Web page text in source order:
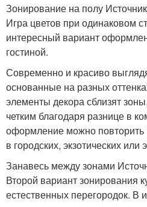
Зонирование на полу
Игра цветов при одинаковом
интересный вариант
гостиной.
Современно и красиво
основанные на разных
элементы декора сблизят
четким благодаря разнице в
оформление можно
в городских, экзотических или
Занавесь между зонами
Второй вариант зонирования
естественных перегородок. В